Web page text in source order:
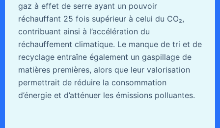
gaz à effet de serre ayant un pouvoir
réchauffant 25 fois supérieur à celui du CO₂,
contribuant ainsi à l’accélération du
réchauffement climatique. Le manque de tri et de
recyclage entraîne également un gaspillage de
matières premières, alors que leur valorisation
permettrait de réduire la consommation
d’énergie et d’atténuer les émissions polluantes.